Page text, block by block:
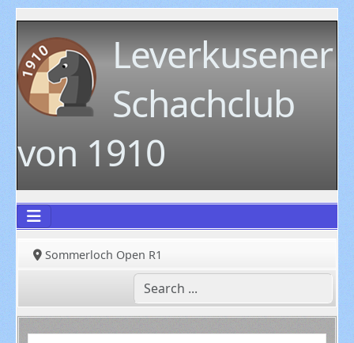
Leverkusener
Schachclub
von 1910
Sommerloch Open R1